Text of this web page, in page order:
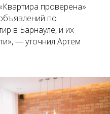
проверена»
по
в Барнауле, и их
— уточнил Артем